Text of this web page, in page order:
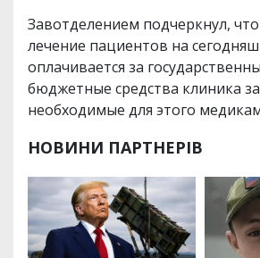
Завотделением подчеркнул, что
лечение пациентов на
оплачивается за
бюджетные средства клиника
необходимые для этого